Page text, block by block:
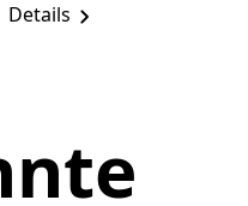
Details